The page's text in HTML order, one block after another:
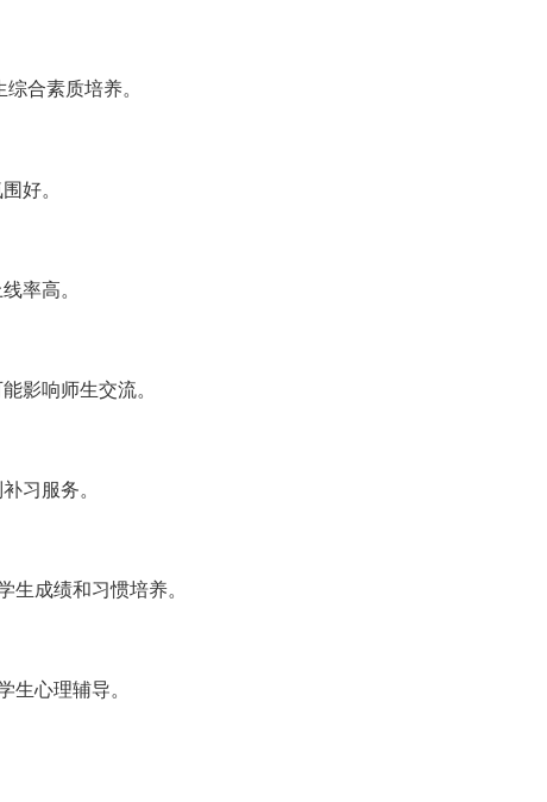
合素质培养。
好。
率高。
影响师生交流。
习服务。
成绩和习惯培养。
心理辅导。